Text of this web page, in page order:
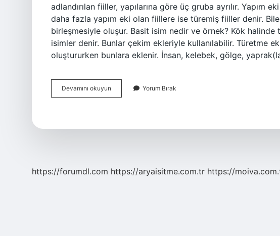
adlandırılan fiiller, yapılarına göre üç gruba ayrılır. Yapım
daha fazla yapım eki olan fiillere ise türemiş fiiller denir.
birleşmesiyle oluşur. Basit isim nedir ve örnek? Kök
isimler denir. Bunlar çekim ekleriyle kullanılabilir. Türetme
oluştururken bunlara eklenir. İnsan, kelebek, gölge,
Devamını okuyun Türkçede
Basit
Yorum Bırak
https://forumdl.com https://aryaisitme.com.tr https://